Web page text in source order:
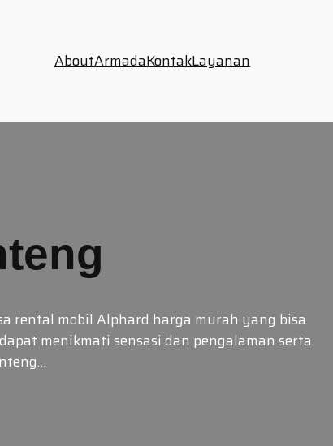
AboutArmadaKontakLayanan
rental mobil Alphard harga murah yang bisa
menikmati sensasi dan pengalaman serta